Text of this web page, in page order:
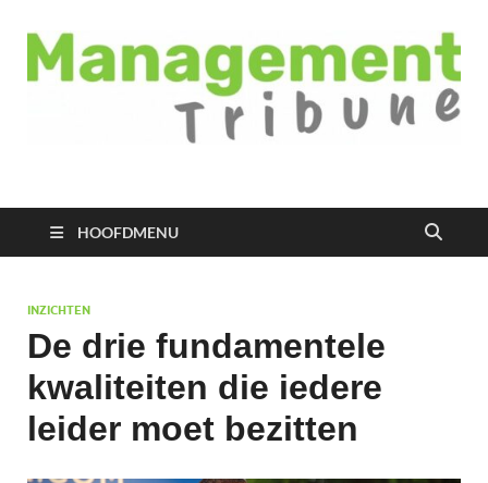
Managementtribune
HOOFDMENU
INZICHTEN
De drie fundamentele
kwaliteiten die iedere
leider moet bezitten